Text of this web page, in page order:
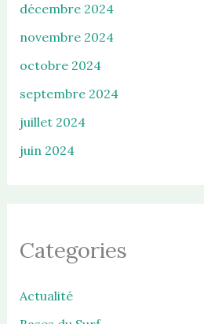
décembre 2024
novembre 2024
octobre 2024
septembre 2024
juillet 2024
juin 2024
Categories
Actualité